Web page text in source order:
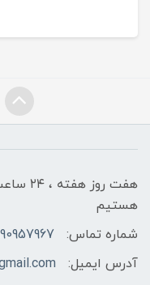
هفت
هستیم
شماره تماس:
- 09372510378
آدرس ایمیل: